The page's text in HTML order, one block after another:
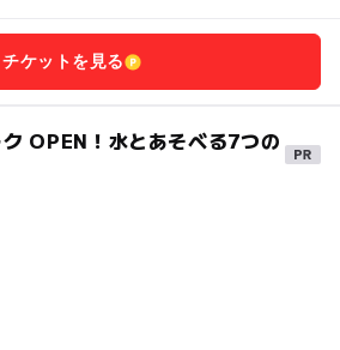
チケットを見る
OPEN！水とあそべる7つの